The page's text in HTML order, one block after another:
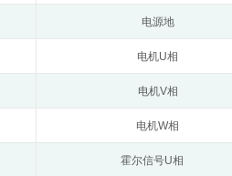
电源地
电机U相
电机V相
电机W相
霍尔信号U相